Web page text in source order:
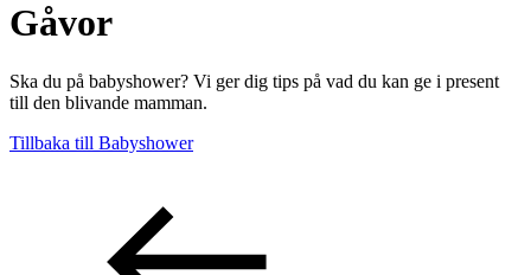
Mat och dryck
Evenemang
Erbjudanden
Kundklubb
Gåvor
Ska du på babyshower? Vi ger dig tips på vad du kan ge i present
till den blivande mamman.
Tillbaka till Babyshower